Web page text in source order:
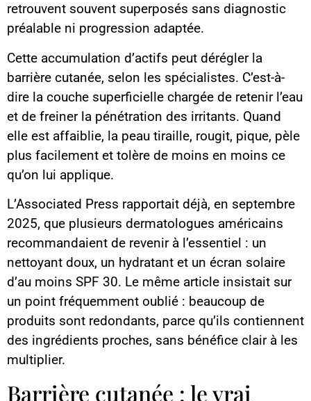
retrouvent souvent superposés sans diagnostic
préalable ni progression adaptée.
Cette accumulation d’actifs peut dérégler la
barrière cutanée, selon les spécialistes. C’est-à-
dire la couche superficielle chargée de retenir l’eau
et de freiner la pénétration des irritants. Quand
elle est affaiblie, la peau tiraille, rougit, pique, pèle
plus facilement et tolère de moins en moins ce
qu’on lui applique.
L’Associated Press rapportait déjà, en septembre
2025, que plusieurs dermatologues américains
recommandaient de revenir à l’essentiel : un
nettoyant doux, un hydratant et un écran solaire
d’au moins SPF 30. Le même article insistait sur
un point fréquemment oublié : beaucoup de
produits sont redondants, parce qu’ils contiennent
des ingrédients proches, sans bénéfice clair à les
multiplier.
Barrière cutanée : le vrai